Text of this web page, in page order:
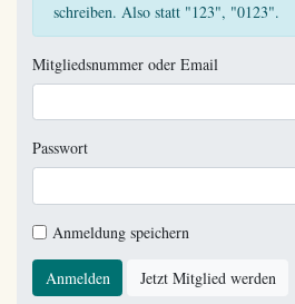
schreiben. Also statt "123", "0123".
Mitgliedsnummer oder Email
Passwort
Anmeldung speichern
Anmelden Jetzt Mitglied werden